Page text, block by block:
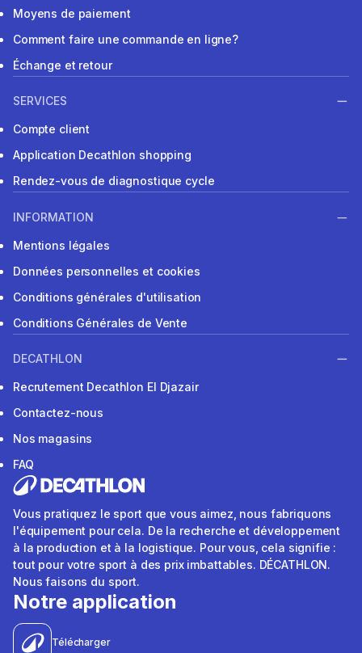
Moyens de paiement
Comment faire une commande en ligne?
Échange et retour
SERVICES
Compte client
Application Decathlon shopping
Rendez-vous de diagnostique cycle
INFORMATION
Mentions légales
Données personnelles et cookies
Conditions générales d'utilisation
Conditions Générales de Vente
DECATHLON
Recrutement Decathlon El Djazair
Contactez-nous
Nos magasins
FAQ
Vous pratiquez le sport que vous aimez, nous fabriquons
l'équipement pour cela. De la recherche et développement
à la production et à la logistique. Pour vous, cela signifie :
tout pour votre sport à des prix imbattables. DÉCATHLON.
Nous faisons du sport.
Notre application
Télécharger